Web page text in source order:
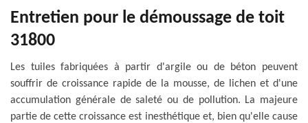
Entretien pour le démoussage de toit
31800
Les tuiles fabriquées à partir d'argile ou de béton peuvent
souffrir de croissance rapide de la mousse, de lichen et d'une
accumulation générale de saleté ou de pollution. La majeure
partie de cette croissance est inesthétique et, bien qu'elle cause